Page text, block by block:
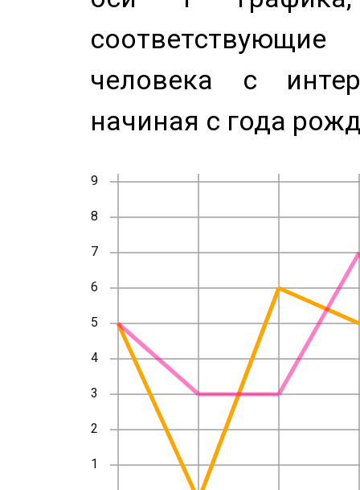
человека с
начиная с года